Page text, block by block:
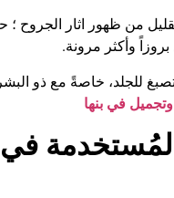
من ظهور اثار الجروح
وأكثر مرونة.
للجلد، خاصةً مع ذو
في بنها
في